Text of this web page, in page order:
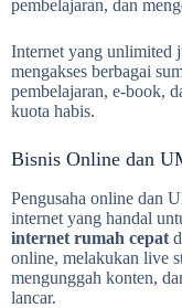
pembelajaran, dan
Internet yang unlimited
mengakses berbagai
pembelajaran, e-book,
kuota habis.
Bisnis Online dan
Pengusaha online dan
internet yang handal
internet rumah cepat
online, melakukan live
mengunggah konten,
lancar.